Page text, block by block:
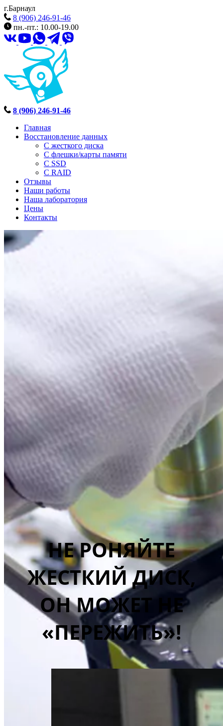
г.Барнаул
8 (906) 246-91-46
пн.-пт.: 10.00-19.00
8 (906) 246-91-46
Главная
Восстановление данных
С жесткого диска
С флешки/карты памяти
С SSD
С RAID
Отзывы
Наши работы
Наша лаборатория
Цены
Контакты
НЕ РОНЯЙТЕ
ЖЕСТКИЙ ДИСК,
ОН МОЖЕТ НЕ
«ПЕРЕЖИТЬ»!